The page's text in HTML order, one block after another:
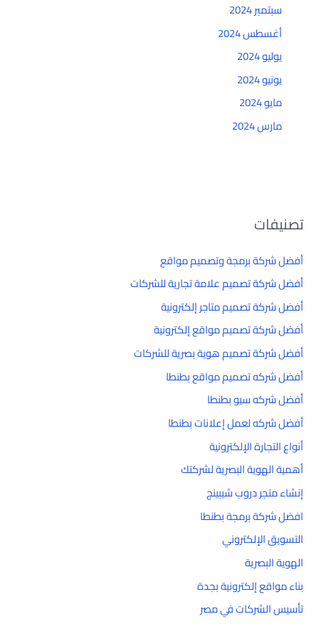
سبتمبر 2024
أغسطس 2024
يوليو 2024
يونيو 2024
مايو 2024
مارس 2024
تصنيفات
أفضل شركة برمجة وتصميم مواقع
أفضل شركة تصميم علامة تجارية للشركات
أفضل شركة تصميم متاجر إلكترونية
أفضل شركة تصميم مواقع إلكترونية
أفضل شركة تصميم هوية بصرية للشركات
أفضل شركه تصميم مواقع بطنطا
أفضل شركه سيو بطنطا
أفضل شركه لعمل إعلانات بطنطا
أنواع التجارة الإلكترونية
أهمية الهوية البصرية لشركتك
إنشاء متجر دروب شيبينج
افضل شركة برمجة بطنطا
التسويق الإلكتروني
الهوية البصرية
بناء مواقع إلكترونية بجدة
تأسيس الشركات في مصر